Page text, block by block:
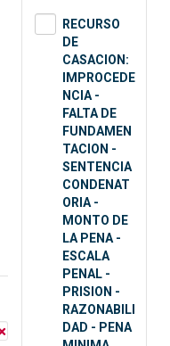
RECURSO
DE
CASACION:
IMPROCEDE
NCIA -
FALTA DE
FUNDAMEN
TACION -
SENTENCIA
CONDENAT
ORIA -
MONTO DE
LA PENA -
ESCALA
PENAL -
PRISION -
RAZONABILI
DAD - PENA